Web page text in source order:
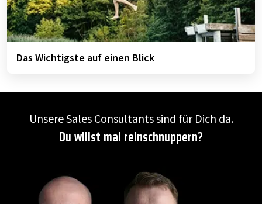
Das Wichtigste auf einen Blick
Unsere Sales Consultants sind für Dich da.
Du willst mal reinschnuppern?